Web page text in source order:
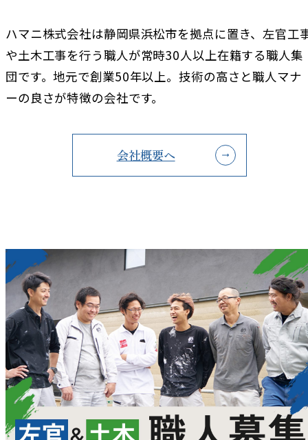
ハマニ株式会社は静岡県浜松市を拠点に置き、左官工
や土木工事を行う職人が常時30人以上在籍する職人集
団です。地元で創業50年以上。技術の高さと職人マナ
ーの良さが特徴の会社です。
会社概要へ